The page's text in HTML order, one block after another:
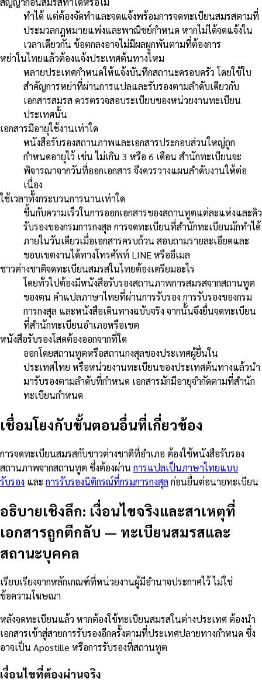
ทำได้ แต่ต้องจัดทำและจดแจ้งพร้อมการจดทะเบียนสมรสตามที่
ประมวลกฎหมายแพ่งและพาณิชย์กำหนด หากไม่ได้จดแจ้งใน
เวลาเดียวกัน ข้อตกลงอาจไม่มีผลผูกพันตามที่ต้องการ
หย่าในไทยแล้วต้องแจ้งประเทศต้นทางไหม
หลายประเทศกำหนดให้แจ้งบันทึกสถานะครอบครัว โดยใช้ใบ
สำคัญการหย่าที่ผ่านการแปลและรับรองตามลำดับเดียวกับ
เอกสารสมรส ควรตรวจสอบระเบียบของหน่วยงานทะเบียน
ประเทศนั้น
เอกสารมีอายุใช้งานเท่าใด
หนังสือรับรองสถานภาพและเอกสารประกอบส่วนใหญ่ถูก
กำหนดอายุไว้ เช่น ไม่เกิน 3 หรือ 6 เดือน สำนักทะเบียนจะ
พิจารณาจากวันที่ออกเอกสาร จึงควรวางแผนลำดับงานให้ต่อ
เนื่อง
ใช้เวลาทั้งกระบวนการนานเท่าใด
ขึ้นกับความเร็วในการออกเอกสารของสถานทูตแต่ละแห่งและคิว
รับรองของกรมการกงสุล การจดทะเบียนที่สำนักทะเบียนมักทำได้
ภายในวันเดียวเมื่อเอกสารครบถ้วน สอบถามรายละเอียดและ
ขอบเขตงานได้ทางโทรศัพท์ LINE หรืออีเมล
ชาวต่างชาติจดทะเบียนสมรสในไทยต้องเตรียมอะไร
โดยทั่วไปต้องมีหนังสือรับรองสถานภาพการสมรสจากสถานทูต
ของตน คำแปลภาษาไทยที่ผ่านการรับรอง การรับรองของกรม
การกงสุล และหนังสือเดินทางฉบับจริง จากนั้นจึงยื่นจดทะเบียน
ที่สำนักทะเบียนอำเภอหรือเขต
หนังสือรับรองโสดต้องออกจากที่ใด
ออกโดยสถานทูตหรือสถานกงสุลของประเทศผู้ยื่นใน
ประเทศไทย หรือหน่วยงานทะเบียนของประเทศต้นทางแล้วนำ
มารับรองตามลำดับที่กำหนด เอกสารมักมีอายุจำกัดตามที่สำนัก
ทะเบียนกำหนด
เชื่อมโยงกับขั้นตอนอื่นที่เกี่ยวข้อง
การจดทะเบียนสมรสกับชาวต่างชาติที่อำเภอ ต้องใช้หนังสือรับรอง
สถานภาพจากสถานทูต ซึ่งต้องผ่าน การแปลเป็นภาษาไทยแบบ
รับรอง และ การรับรองนิติกรณ์ที่กรมการกงสุล ก่อนยื่นต่อนายทะเบียน
อธิบายเชิงลึก: เงื่อนไขจริงและสาเหตุที่
เอกสารถูกตีกลับ — ทะเบียนสมรสและ
สถานะบุคคล
เรียบเรียงจากหลักเกณฑ์ที่หน่วยงานผู้มีอำนาจประกาศไว้ ไม่ใช่
ข้อความโฆษณา
หลังจดทะเบียนแล้ว หากต้องใช้ทะเบียนสมรสในต่างประเทศ ต้องนำ
เอกสารเข้าสู่สายการรับรองอีกครั้งตามที่ประเทศปลายทางกำหนด ซึ่ง
อาจเป็น Apostille หรือการรับรองที่สถานทูต
เงื่อนไขที่ต้องผ่านจริง